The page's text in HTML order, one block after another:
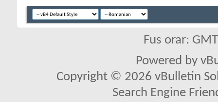
Fus orar:
Powered by
Copyright © 2026 vBulletin
Search Engine